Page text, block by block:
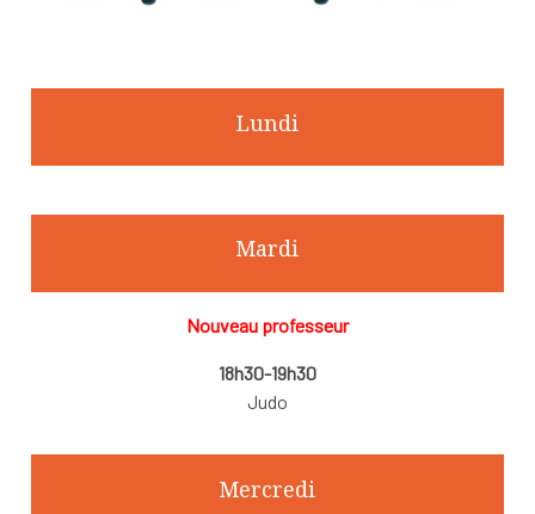
Lundi
Mardi
Nouveau professeur
18h30-19h30
Judo
Mercredi